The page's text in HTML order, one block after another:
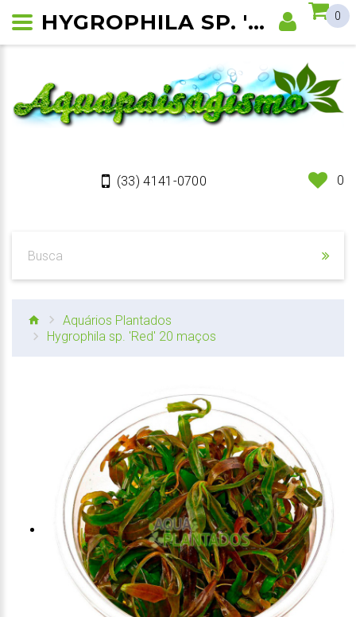
(33) 4141-0700 0
0
Aquários Plantados
Hygrophila sp. 'Red' 20 maços
HYGROPHILA SP. 'RED'